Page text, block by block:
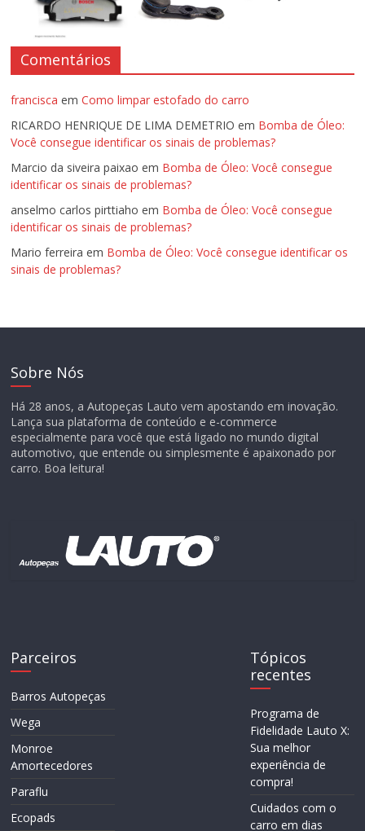
Comentários
francisca emComo limpar estofado do carro
RICARDO HENRIQUE DE LIMA DEMETRIO em Bomba de Óleo:
Você consegue identificar os sinais de problemas?
Marcio da siveira paixao em Bomba de Óleo: Você consegue
identificar os sinais de problemas?
anselmo carlos pirttiaho em Bomba de Óleo: Você consegue
identificar os sinais de problemas?
Mario ferreira em Bomba de Óleo: Você consegue identificar os
sinais de problemas?
Sobre Nós
Há 28 anos, a Autopeças Lauto vem apostando em inovação.
Lança sua plataforma de conteúdo e e-commerce
especialmente para você que está ligado no mundo digital
automotivo, que entende ou simplesmente é apaixonado por
carro. Boa leitura!
Parceiros
Barros Autopeças
Wega
Monroe
Amortecedores
Paraflu
Ecopads
Tópicos
recentes
Programa de
Fidelidade Lauto X:
Sua melhor
experiência de
compra!
Cuidados com o
carro em dias